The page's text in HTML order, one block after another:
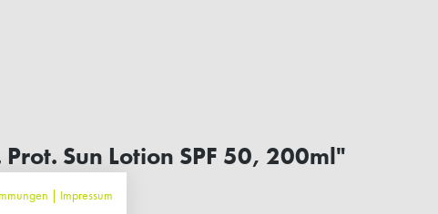
Sun Lotion SPF 50, 200ml"
| Impressum